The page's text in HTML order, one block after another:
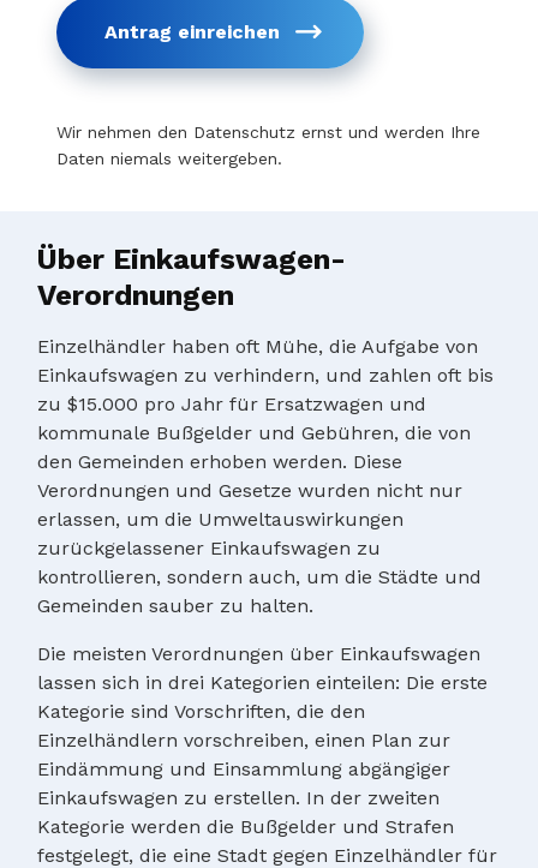
Antrag einreichen
Wir nehmen den Datenschutz ernst und werden Ihre
Daten niemals weitergeben.
Über Einkaufswagen-
Verordnungen
Einzelhändler haben oft Mühe, die Aufgabe von
Einkaufswagen zu verhindern, und zahlen oft bis
zu $15.000 pro Jahr für Ersatzwagen und
kommunale Bußgelder und Gebühren, die von
den Gemeinden erhoben werden. Diese
Verordnungen und Gesetze wurden nicht nur
erlassen, um die Umweltauswirkungen
zurückgelassener Einkaufswagen zu
kontrollieren, sondern auch, um die Städte und
Gemeinden sauber zu halten.
Die meisten Verordnungen über Einkaufswagen
lassen sich in drei Kategorien einteilen: Die erste
Kategorie sind Vorschriften, die den
Einzelhändlern vorschreiben, einen Plan zur
Eindämmung und Einsammlung abgängiger
Einkaufswagen zu erstellen. In der zweiten
Kategorie werden die Bußgelder und Strafen
festgelegt, die eine Stadt gegen Einzelhändler für